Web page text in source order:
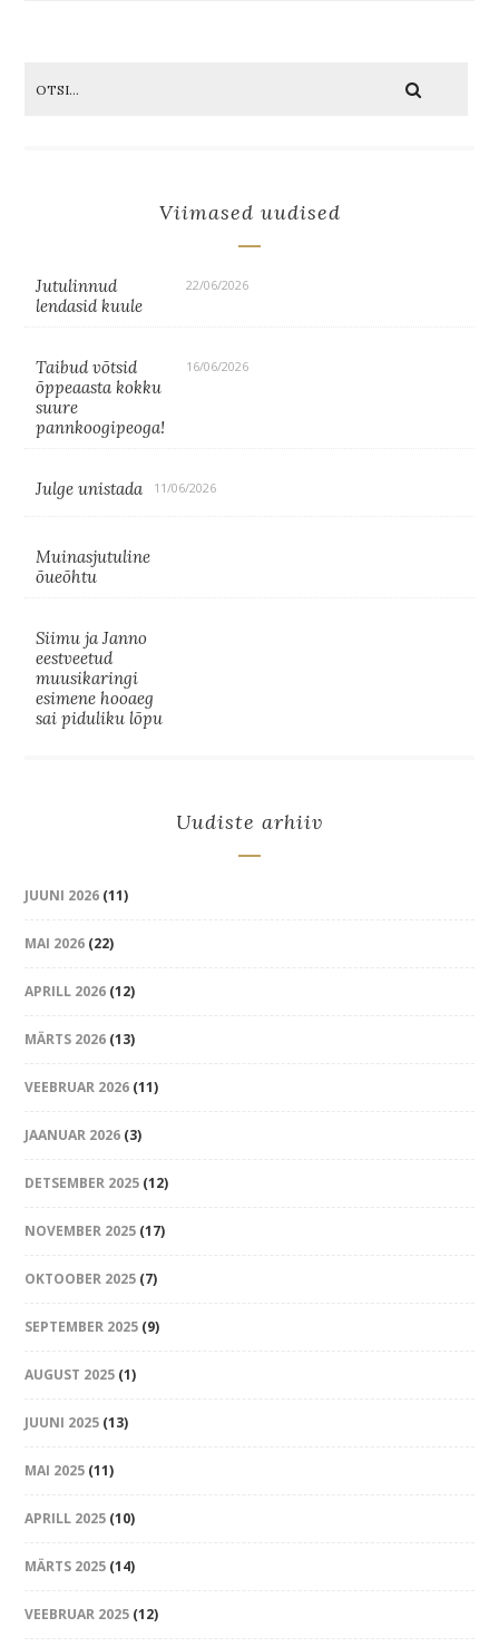
Viimased uudised
Jutulinnud
lendasid kuule
22/06/2026
Taibud võtsid
õppeaasta kokku
suure
pannkoogipeoga!
16/06/2026
Julge unistada 11/06/2026
Muinasjutuline
õueõhtu
Siimu ja Janno
eestveetud
muusikaringi
esimene hooaeg
sai piduliku lõpu
Uudiste arhiiv
JUUNI 2026 (11)
MAI 2026 (22)
APRILL 2026 (12)
MÄRTS 2026 (13)
VEEBRUAR 2026 (11)
JAANUAR 2026 (3)
DETSEMBER 2025 (12)
NOVEMBER 2025 (17)
OKTOOBER 2025 (7)
SEPTEMBER 2025 (9)
AUGUST 2025 (1)
JUUNI 2025 (13)
MAI 2025 (11)
APRILL 2025 (10)
MÄRTS 2025 (14)
VEEBRUAR 2025 (12)